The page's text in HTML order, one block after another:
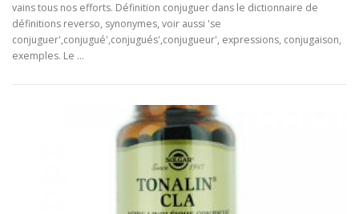
vains tous nos efforts. Définition conjuguer dans le dictionnaire de
définitions reverso, synonymes, voir aussi 'se
conjuguer',conjugué',conjugués',conjugueur', expressions, conjugaison,
exemples. Le …